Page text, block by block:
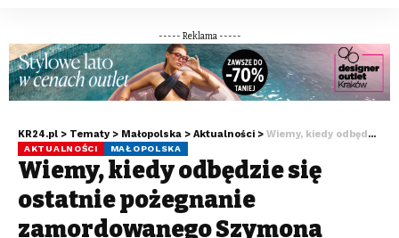
----- Reklama -----
KR24.pl > Tematy > Małopolska > Aktualności > Wiemy, kiedy odbędzie się ostatnie pożegnanie zamordowanego Szymona
AKTUALNOŚCI MAŁOPOLSKA
Wiemy, kiedy odbędzie się
ostatnie pożegnanie
zamordowanego Szymona